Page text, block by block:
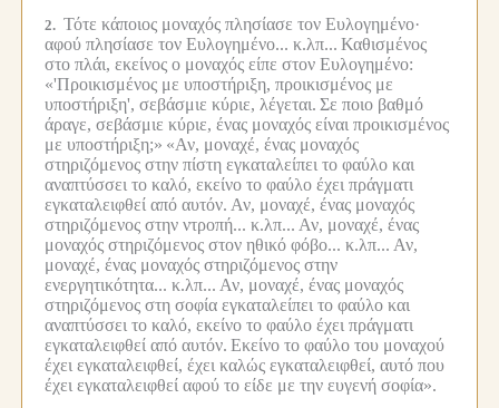
2. Τότε κάποιος μοναχός πλησίασε τον Ευλογημένο·
αφού πλησίασε τον Ευλογημένο... κ.λπ... Καθισμένος
στο πλάι, εκείνος ο μοναχός είπε στον Ευλογημένο:
«'Προικισμένος με υποστήριξη, προικισμένος με
υποστήριξη', σεβάσμιε κύριε, λέγεται. Σε ποιο βαθμό
άραγε, σεβάσμιε κύριε, ένας μοναχός είναι προικισμένος
με υποστήριξη;» «Αν, μοναχέ, ένας μοναχός
στηριζόμενος στην πίστη εγκαταλείπει το φαύλο και
αναπτύσσει το καλό, εκείνο το φαύλο έχει πράγματι
εγκαταλειφθεί από αυτόν. Αν, μοναχέ, ένας μοναχός
στηριζόμενος στην ντροπή... κ.λπ... Αν, μοναχέ, ένας
μοναχός στηριζόμενος στον ηθικό φόβο... κ.λπ... Αν,
μοναχέ, ένας μοναχός στηριζόμενος στην
ενεργητικότητα... κ.λπ... Αν, μοναχέ, ένας μοναχός
στηριζόμενος στη σοφία εγκαταλείπει το φαύλο και
αναπτύσσει το καλό, εκείνο το φαύλο έχει πράγματι
εγκαταλειφθεί από αυτόν. Εκείνο το φαύλο του μοναχού
έχει εγκαταλειφθεί, έχει καλώς εγκαταλειφθεί, αυτό που
έχει εγκαταλειφθεί αφού το είδε με την ευγενή σοφία».